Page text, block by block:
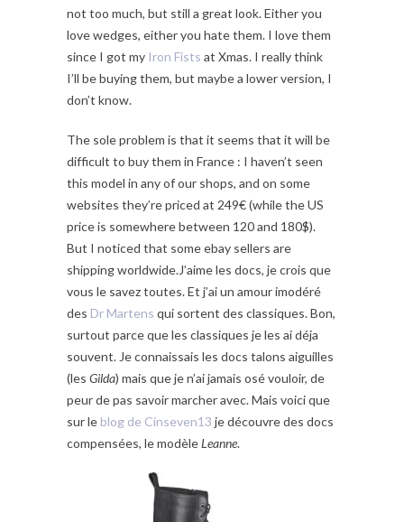
not too much, but still a great look. Either you
love wedges, either you hate them. I love them
since I got my Iron Fists at Xmas. I really think
I’ll be buying them, but maybe a lower version, I
don’t know.
The sole problem is that it seems that it will be
difficult to buy them in France : I haven’t seen
this model in any of our shops, and on some
websites they’re priced at 249€ (while the US
price is somewhere between 120 and 180$).
But I noticed that some ebay sellers are
shipping worldwide.J’aime les docs, je crois que
vous le savez toutes. Et j’ai un amour imodéré
des Dr Martens qui sortent des classiques. Bon,
surtout parce que les classiques je les ai déja
souvent. Je connaissais les docs talons aiguilles
(les Gilda) mais que je n’ai jamais osé vouloir, de
peur de pas savoir marcher avec. Mais voici que
sur le blog de Cinseven13 je découvre des docs
compensées, le modèleLeanne.